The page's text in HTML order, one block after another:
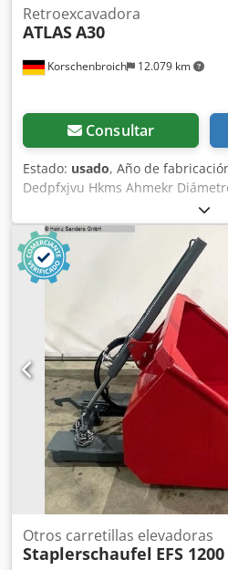
eficiencia. Perfecta para
industria y logística. Incluye
Carga mediante grúa disponible
Ajxb S Awjhmsr Soluciones
gestionados profesionalmente
Collé Rental & Sales.
Korschenbroich 12.079 km
Retroexcavadora
ATLASA30
Consultar
Estado: usado, Año de
Dedpfxjvu Hkms Ahmekr
utilizado en nuestra excavadora
zanjas
Otros carretillas elevadoras
Staplerschaufel EFS 1200